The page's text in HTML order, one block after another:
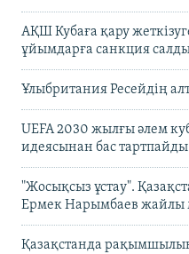
АҚШ Кубаға қару
ұйымдарға санкция
Ұлыбритания Ресейдің
UEFA 2030 жылғы әлем
идеясынан бас тартпайды
"Жосықсыз ұстау".
Ермек Нарымбаев жайлы
Қазақстанда